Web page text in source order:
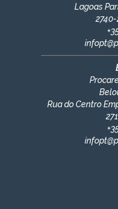
Lagoas
Rua do Centro